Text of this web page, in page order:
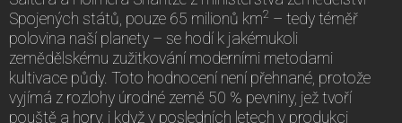
Spojených států, pouze 65 milionů km2 – tedy téměř
polovina naší planety – se hodí k jakémukoli
zemědělskému zužitkování moderními metodami
kultivace půdy. Toto hodnocení není přehnané, protože
vyjímá z rozlohy úrodné země 50 % pevniny, jež tvoří
pouště a hory, i když v posledních letech v produkci